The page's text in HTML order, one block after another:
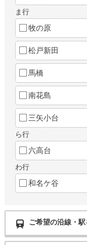
ま行
牧の原
松戸新田
馬橋
南花島
三矢小台
ら行
六高台
わ行
和名ケ谷
ご希望の沿線・